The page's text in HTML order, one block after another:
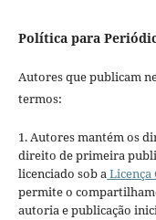
Política para
Autores que publicam
termos:
1. Autores mantém os
direito de primeira
licenciado sob aLicença
permite o
autoria e publicação